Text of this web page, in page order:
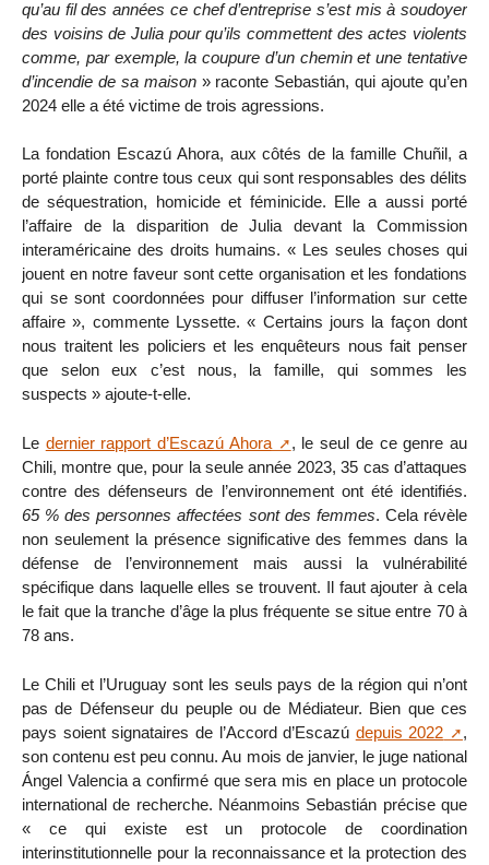
qu’au fil des années ce chef d’entreprise s’est mis à soudoyer
des voisins de Julia pour qu’ils commettent des actes violents
comme, par exemple, la coupure d’un chemin et une tentative
d’incendie de sa maison» raconte Sebastián, qui ajoute qu’en
2024 elle a été victime de trois agressions.
La fondation Escazú Ahora, aux côtés de la famille Chuñil, a
porté plainte contre tous ceux qui sont responsables des délits
de séquestration, homicide et féminicide. Elle a aussi porté
l’affaire de la disparition de Julia devant la Commission
interaméricaine des droits humains. « Les seules choses qui
jouent en notre faveur sont cette organisation et les fondations
qui se sont coordonnées pour diffuser l’information sur cette
affaire », commente Lyssette. « Certains jours la façon dont
nous traitent les policiers et les enquêteurs nous fait penser
que selon eux c’est nous, la famille, qui sommes les
suspects » ajoute-t-elle.
Le dernier rapport d’Escazú Ahora
, le seul de ce genre au
Chili, montre que, pour la seule année 2023, 35 cas d’attaques
contre des défenseurs de l’environnement ont été identifiés.
65 % des personnes affectées sont des femmes. Cela révèle
non seulement la présence significative des femmes dans la
défense de l’environnement mais aussi la vulnérabilité
spécifique dans laquelle elles se trouvent. Il faut ajouter à cela
le fait que la tranche d’âge la plus fréquente se situe entre 70 à
78 ans.
Le Chili et l’Uruguay sont les seuls pays de la région qui n’ont
pas de Défenseur du peuple ou de Médiateur. Bien que ces
pays soient signataires de l’Accord d’Escazú depuis 2022
,
son contenu est peu connu. Au mois de janvier, le juge national
Ángel Valencia a confirmé que sera mis en place un protocole
international de recherche. Néanmoins Sebastián précise que
« ce qui existe est un protocole de coordination
interinstitutionnelle pour la reconnaissance et la protection des